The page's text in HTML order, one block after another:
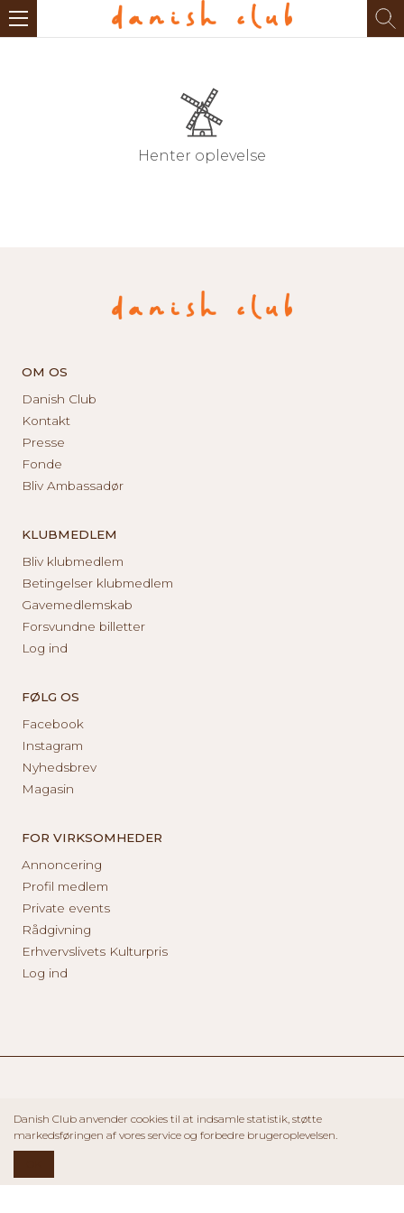
Henter oplevelse
OM OS
Danish Club
Kontakt
Presse
Fonde
Bliv Ambassadør
KLUBMEDLEM
Bliv klubmedlem
Betingelser klubmedlem
Gavemedlemskab
Forsvundne billetter
Log ind
FØLG OS
Facebook
Instagram
Nyhedsbrev
Magasin
FOR VIRKSOMHEDER
Annoncering
Profil medlem
Private events
Rådgivning
Erhvervslivets Kulturpris
Log ind
Danish Club anvender cookies til at indsamle statistik, støtte
markedsføringen af vores service og forbedre brugeroplevelsen.